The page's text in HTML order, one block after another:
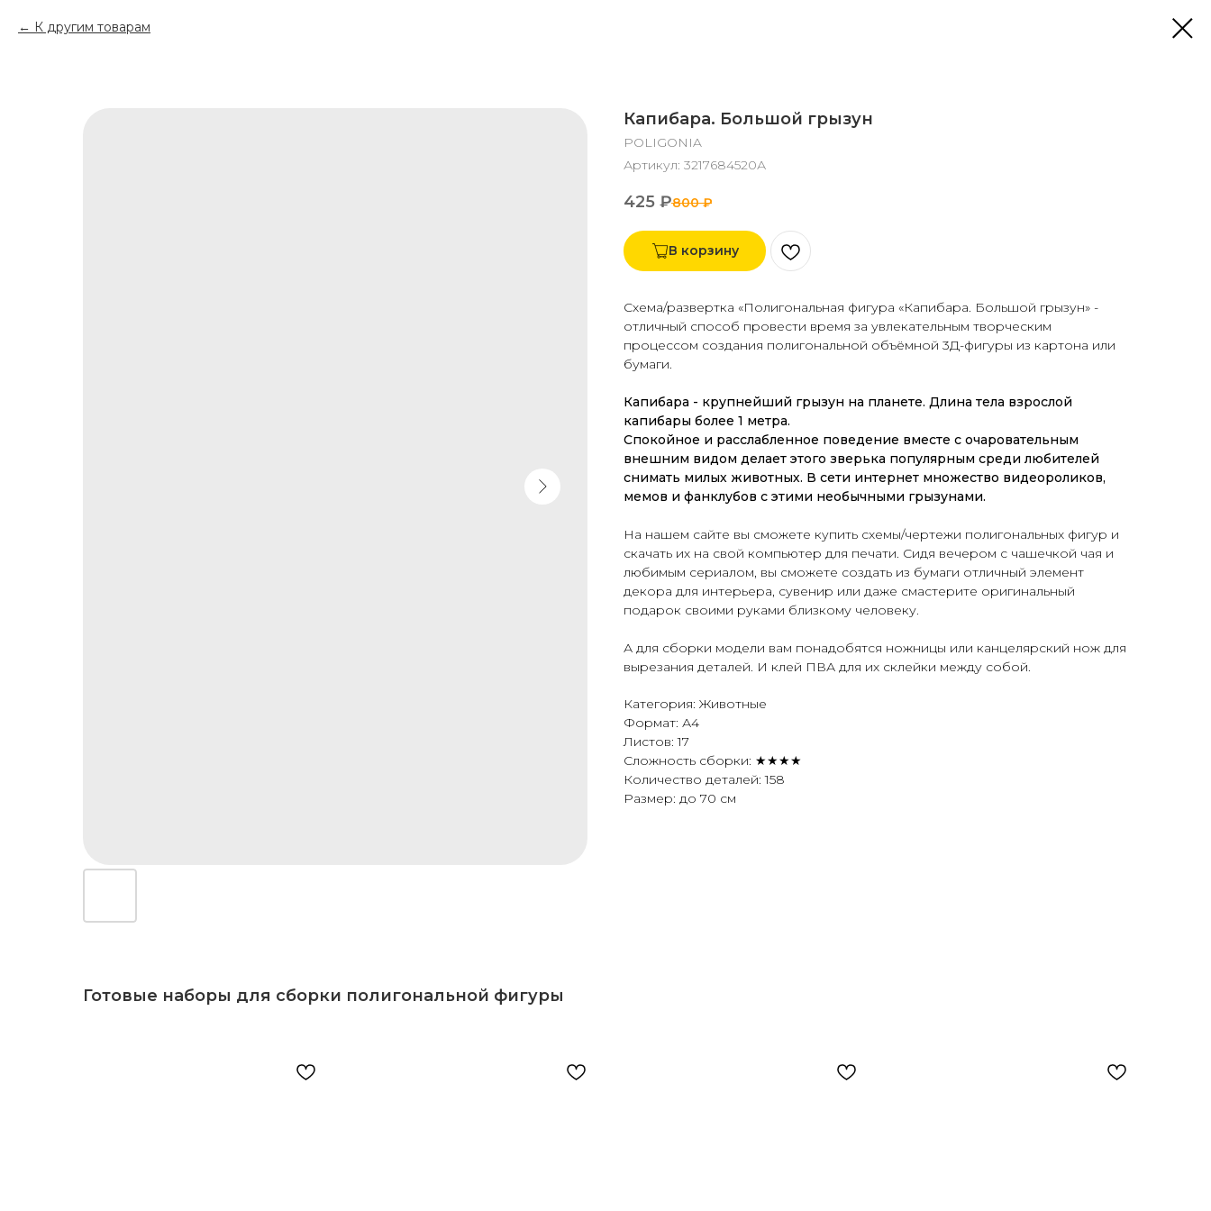
К другим товарам
Капибара. Большой грызун
POLIGONIA
Артикул: 3217684520А
425 ₽800 ₽
В корзину
Схема/развертка «Полигональная фигура «Капибара. Большой грызун» -
отличный способ провести время за увлекательным творческим
процессом создания полигональной объёмной 3Д-фигуры из картона или
бумаги.
Капибара - крупнейший грызун на планете. Длина тела взрослой
капибары более 1 метра.
Спокойное и расслабленное поведение вместе с очаровательным
внешним видом делает этого зверька популярным среди любителей
снимать милых животных. В сети интернет множество видеороликов,
мемов и фанклубов с этими необычными грызунами.
На нашем сайте вы сможете купить схемы/чертежи полигональных фигур и
скачать их на свой компьютер для печати. Сидя вечером с чашечкой чая и
любимым сериалом, вы сможете создать из бумаги отличный элемент
декора для интерьера, сувенир или даже смастерите оригинальный
подарок своими руками близкому человеку.
А для сборки модели вам понадобятся ножницы или канцелярский нож для
вырезания деталей. И клей ПВА для их склейки между собой.
Категория: Животные
Формат: А4
Листов: 17
Сложность сборки: ★★★★
Количество деталей: 158
Размер: до 70 см
Готовые наборы для сборки полигональной фигуры